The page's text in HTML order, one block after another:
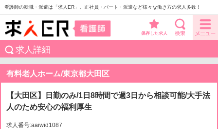
看護師の転職・派遣は「求人ER」。正社員・パート・派遣など様々な働き方の求人多数！
保存した求人
求人詳細
有料老人ホーム/東京都大田区
【大田区】日勤のみ/1日8時間で週3日から相談可能/大手法
人のため安心の福利厚生
求人番号:aaiwid1087